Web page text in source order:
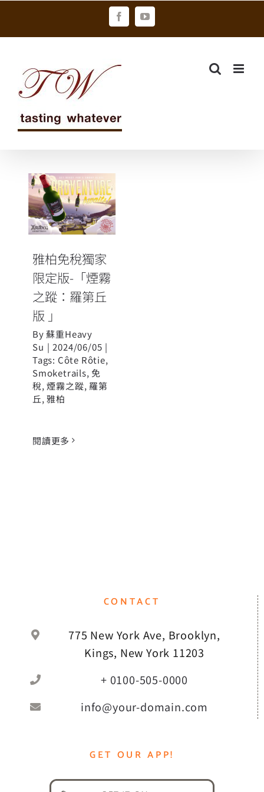
FacebookYouTube
雅柏免稅獨家
限定版-「煙霧
之蹤：羅第丘
雅柏免稅獨家
限定版-「煙霧
之蹤：羅第丘
版 」
By蘇重Heavy
Su | 2024/06/05 |
Tags: Côte Rôtie,
Smoketrails, 免
稅,煙霧之蹤, 羅第
丘,雅柏
閱讀更多
CONTACT
775 New York Ave, Brooklyn,
Kings, New York 11203
+ 0100-505-0000
info@your-domain.com
GET OUR APP!